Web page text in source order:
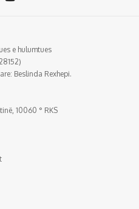
e hulumtues
Beslinda Rexhepi.
10060 ° RKS